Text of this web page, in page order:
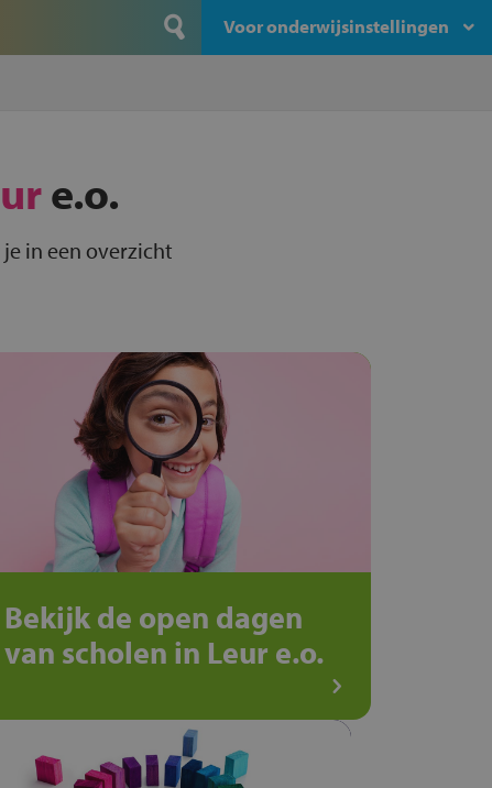
Voor onderwijsinstellingen
e.o.
in een overzicht
Bekijk de open dagen
van scholen in Leur e.o.